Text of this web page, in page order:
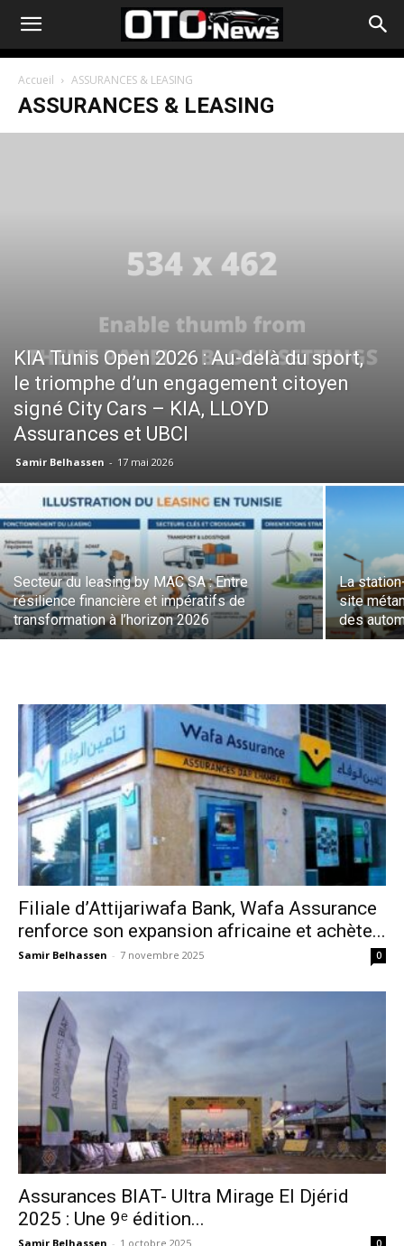
Accueil ASSURANCES & LEASING
ASSURANCES & LEASING
KIA Tunis Open 2026 : Au-delà du sport,
le triomphe d’un engagement citoyen
signé City Cars – KIA, LLOYD
Assurances et UBCI
Samir Belhassen - 17 mai 2026
Secteur du leasing by MAC SA : Entre
résilience financière et impératifs de
transformation à l’horizon 2026
La
site
des
Filiale d’Attijariwafa Bank, Wafa Assurance
renforce son expansion africaine et achète...
Samir Belhassen - 7 novembre 2025 0
Assurances BIAT- Ultra Mirage El Djérid
2025 : Une 9ᵉ édition...
Samir Belhassen - 1 octobre 2025 0